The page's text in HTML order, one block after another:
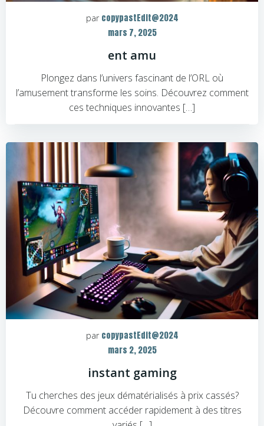
par copypastEdit@2024
mars 7, 2025
ent amu
Plongez dans l’univers fascinant de l’ORL où
l’amusement transforme les soins. Découvrez comment
ces techniques innovantes […]
par copypastEdit@2024
mars 2, 2025
instant gaming
Tu cherches des jeux dématérialisés à prix cassés?
Découvre comment accéder rapidement à des titres